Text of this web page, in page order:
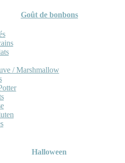
Goût de bonbons
/ Marshmallow
Halloween